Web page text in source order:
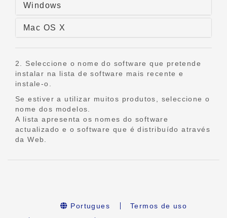
Windows
Mac OS X
2. Seleccione o nome do software que pretende
instalar na lista de software mais recente e
instale-o.
Se estiver a utilizar muitos produtos, seleccione o
nome dos modelos.
A lista apresenta os nomes do software
actualizado e o software que é distribuído através
da Web.
Portugues
Termos de uso